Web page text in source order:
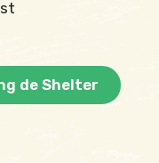
de Shelter